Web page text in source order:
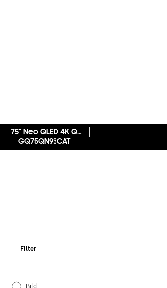
75" Neo QLED 4K QN93C (2023)
GQ75QN93CAT
Filter
Bild